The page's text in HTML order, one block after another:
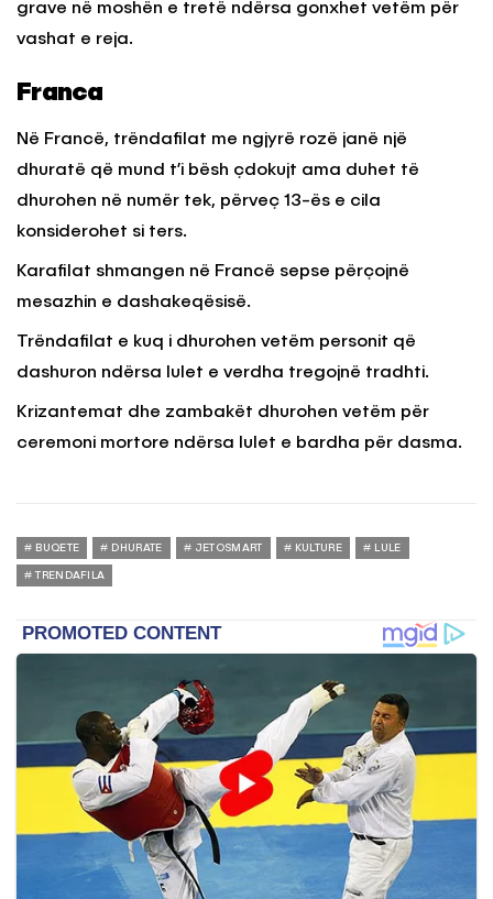
grave në moshën e tretë ndërsa gonxhet vetëm për
vashat e reja.
Franca
Në Francë, trëndafilat me ngjyrë rozë janë një
dhuratë që mund t’i bësh çdokujt ama duhet të
dhurohen në numër tek, përveç 13-ës e cila
konsiderohet si ters.
Karafilat shmangen në Francë sepse përçojnë
mesazhin e dashakeqësisë.
Trëndafilat e kuq i dhurohen vetëm personit që
dashuron ndërsa lulet e verdha tregojnë tradhti.
Krizantemat dhe zambakët dhurohen vetëm për
ceremoni mortore ndërsa lulet e bardha për dasma.
BUQETE DHURATE JETOSMART KULTURE LULE
TRENDAFILA